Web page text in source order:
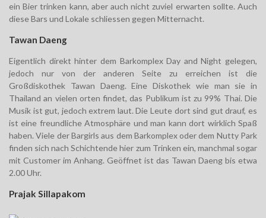
ein Bier trinken kann, aber auch nicht zuviel erwarten sollte. Auch
diese Bars und Lokale schliessen gegen Mitternacht.
Tawan Daeng
Eigentlich direkt hinter dem Barkomplex Day and Night gelegen,
jedoch nur von der anderen Seite zu erreichen ist die
Großdiskothek Tawan Daeng. Eine Diskothek wie man sie in
Thailand an vielen orten findet, das Publikum ist zu 99% Thai. Die
Musik ist gut, jedoch extrem laut. Die Leute dort sind gut drauf, es
ist eine freundliche Atmosphäre und man kann dort wirklich Spaß
haben. Viele der Bargirls aus dem Barkomplex oder dem Nutty Park
finden sich nach Schichtende hier zum Trinken ein, manchmal sogar
mit Customer im Anhang. Geöffnet ist das Tawan Daeng bis etwa
2.00 Uhr.
Prajak Sillapakom